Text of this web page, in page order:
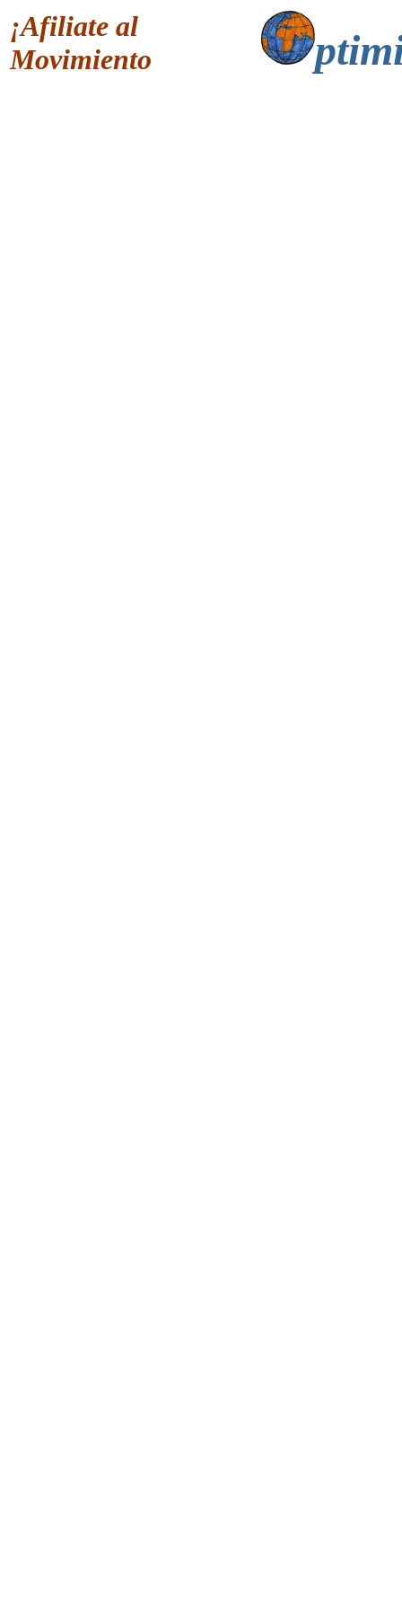
¡Afiliate al
Movimiento